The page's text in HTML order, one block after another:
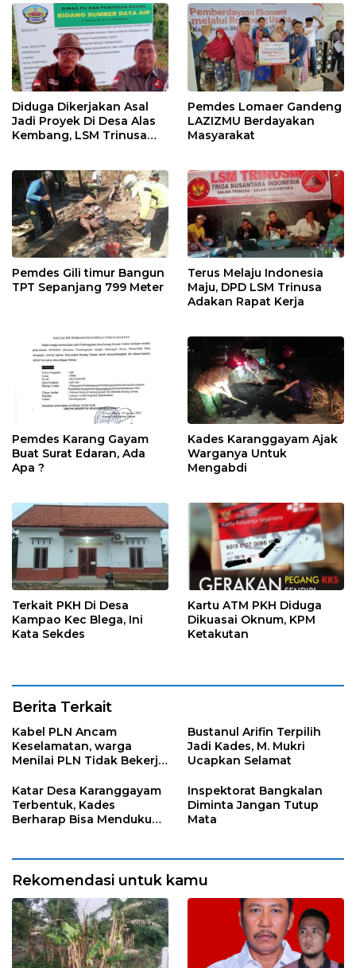
Diduga Dikerjakan Asal
Jadi Proyek Di Desa Alas
Kembang, LSM Trinusa
Pemdes Lomaer Gandeng
LAZIZMU Berdayakan
Masyarakat
Pemdes Gili timur Bangun
TPT Sepanjang 799 Meter
Terus Melaju Indonesia
Maju, DPD LSM Trinusa
Adakan Rapat Kerja
Pemdes Karang Gayam
Buat Surat Edaran, Ada
Apa ?
Kades Karanggayam Ajak
Warganya Untuk
Mengabdi
Terkait PKH Di Desa
Kampao Kec Blega, Ini
Kata Sekdes
Kartu ATM PKH Diduga
Dikuasai Oknum, KPM
Ketakutan
Berita Terkait
Kabel PLN Ancam
Keselamatan, warga
Menilai PLN Tidak Bekerja
Bustanul Arifin Terpilih
Jadi Kades, M. Mukri
Ucapkan Selamat
Katar Desa Karanggayam
Terbentuk, Kades
Berharap Bisa Mendukung
Inspektorat Bangkalan
Diminta Jangan Tutup
Mata
Rekomendasi untuk kamu